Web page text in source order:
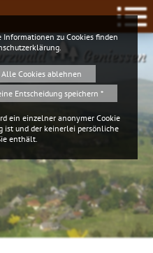
Geniessen
Informationen zu Cookies finden
Alle Cookies ablehnen
Entscheidung speichern *
ein einzelner anonymer Cookie
ist und der keinerlei persönliche
enthält.